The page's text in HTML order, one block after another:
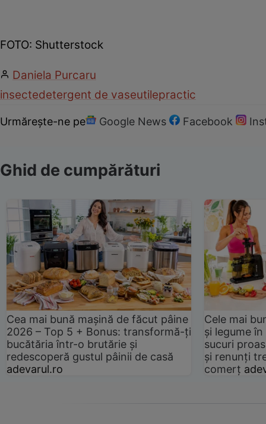
FOTO: Shutterstock
Daniela Purcaru
insectedetergent de vaseutilepractic
Urmărește-ne pe Google News Facebook
Ghid de cumpărături
Cea mai bună mașină de făcut pâine
2026 – Top 5 + Bonus: transformă-ți
bucătăria într-o brutărie și
redescoperă gustul pâinii de casă
adevarul.ro
Cele mai
și legume
sucuri
și renunți
comerț